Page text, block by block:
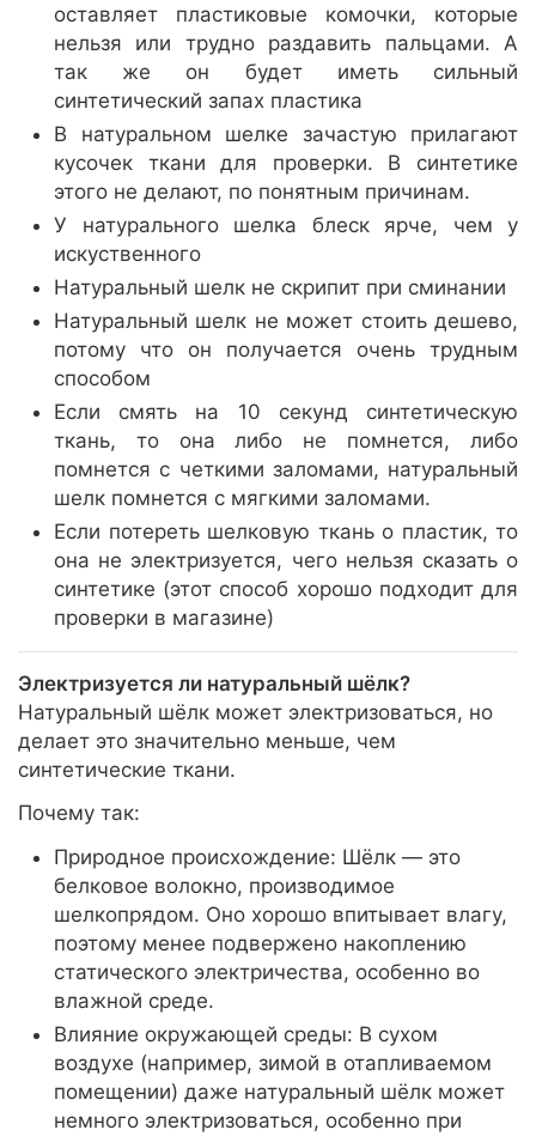
оставляет пластиковые комочки, которые
нельзя или трудно раздавить пальцами. А
так же он будет иметь сильный
синтетический запах пластика
В натуральном шелке зачастую прилагают
кусочек ткани для проверки. В синтетике
этого не делают, по понятным причинам.
У натурального шелка блеск ярче, чем у
искуственного
Натуральный шелк не скрипит при сминании
Натуральный шелк не может стоить дешево,
потому что он получается очень трудным
способом
Если смять на 10 секунд синтетическую
ткань, то она либо не помнется, либо
помнется с четкими заломами, натуральный
шелк помнется с мягкими заломами.
Если потереть шелковую ткань о пластик, то
она не электризуется, чего нельзя сказать о
синтетике (этот способ хорошо подходит для
проверки в магазине)
Электризуется ли натуральный шёлк?
Натуральный шёлк может электризоваться, но
делает это значительно меньше, чем
синтетические ткани.
Почему так:
Природное происхождение: Шёлк — это
белковое волокно, производимое
шелкопрядом. Оно хорошо впитывает влагу,
поэтому менее подвержено накоплению
статического электричества, особенно во
влажной среде.
Влияние окружающей среды: В сухом
воздухе (например, зимой в отапливаемом
помещении) даже натуральный шёлк может
немного электризоваться, особенно при